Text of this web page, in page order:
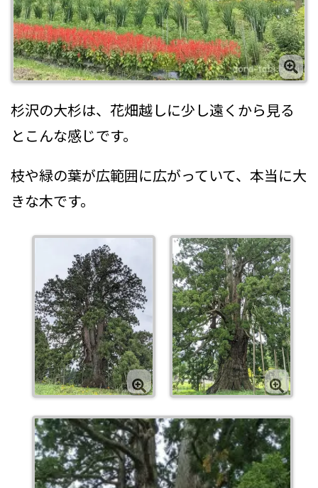
杉沢の大杉は、花畑越しに少し遠くから見る
とこんな感じです。
枝や緑の葉が広範囲に広がっていて、本当に大
きな木です。